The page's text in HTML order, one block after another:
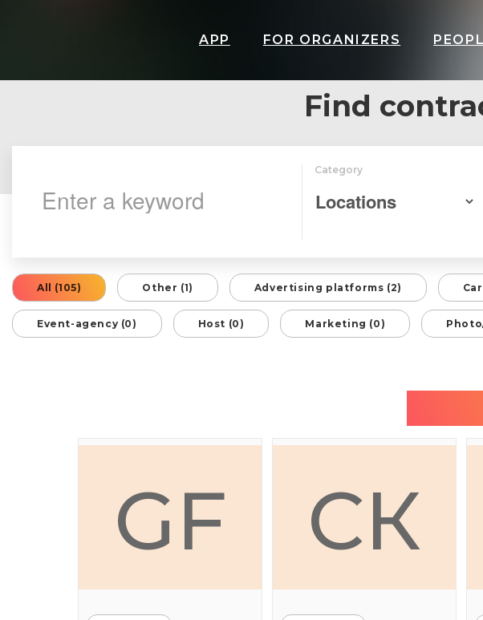
APP FOR ORGANIZERS
Find
Category
All (105) Other (1) Advertising platforms (2)
Event-agency (0) Host (0) Marketing (0)
GF СК